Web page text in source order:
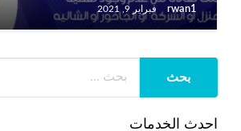
rwan1 فبراير 9, 2021
احدث الخدمات